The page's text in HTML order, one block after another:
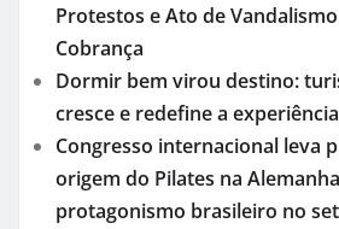
Protestos e Ato de
Cobrança
Dormir bem virou destino:
cresce e redefine a
Congresso internacional leva
origem do Pilates na
protagonismo brasileiro no